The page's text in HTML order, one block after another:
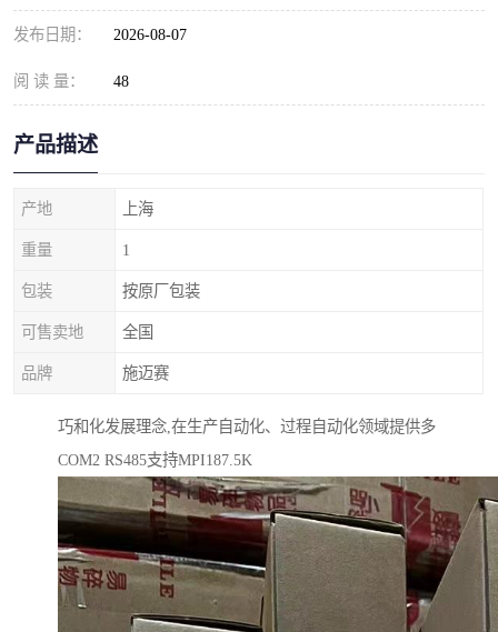
发布日期： 2026-08-07
阅 读 量： 48
产品描述
产地 上海
重量 1
包装 按原厂包装
可售卖地 全国
品牌 施迈赛
巧和化发展理念,在生产自动化、过程自动化领域提供多
COM2 RS485支持MPI187.5K